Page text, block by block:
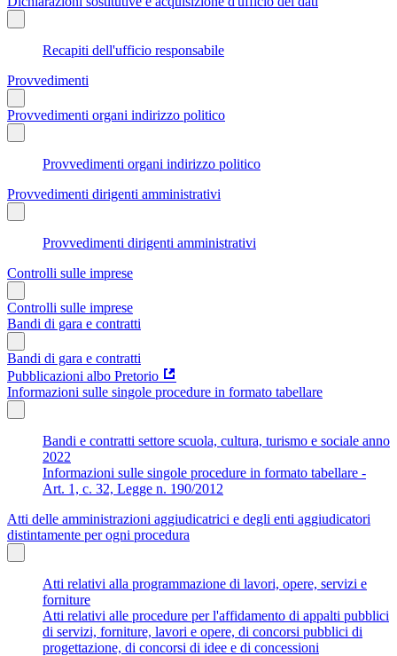
Recapiti dell'ufficio responsabile
Provvedimenti
Provvedimenti organi indirizzo politico
Provvedimenti organi indirizzo politico
Provvedimenti dirigenti amministrativi
Provvedimenti dirigenti amministrativi
Controlli sulle imprese
Controlli sulle imprese
Bandi di gara e contratti
Bandi di gara e contratti
Pubblicazioni albo Pretorio
Informazioni sulle singole procedure in formato tabellare
Bandi e contratti settore scuola, cultura, turismo e sociale anno
2022
Informazioni sulle singole procedure in formato tabellare -
Art. 1, c. 32, Legge n. 190/2012
Atti delle amministrazioni aggiudicatrici e degli enti aggiudicatori
distintamente per ogni procedura
Atti relativi alla programmazione di lavori, opere, servizi e
forniture
Atti relativi alle procedure per l'affidamento di appalti pubblici
di servizi, forniture, lavori e opere, di concorsi pubblici di
progettazione, di concorsi di idee e di concessioni